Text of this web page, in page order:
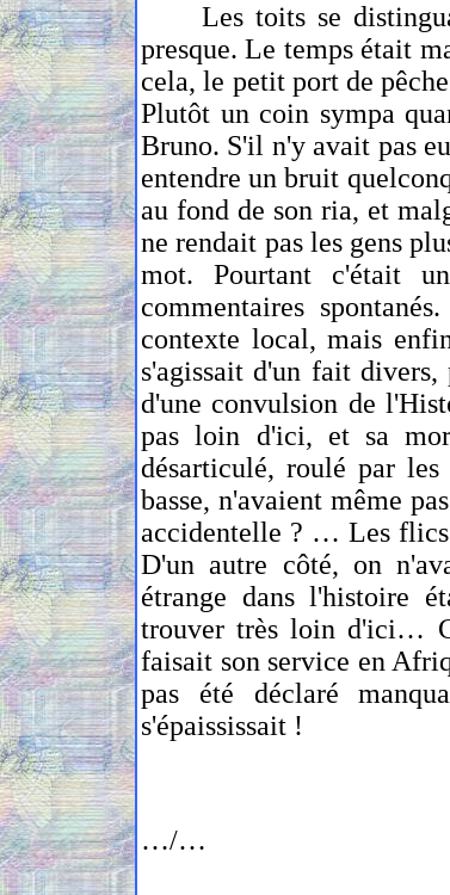
Les toits se
presque. Le temps était
cela, le petit port de
Plutôt un coin sympa
Bruno. S'il n'y avait pas
entendre un bruit
au fond de son ria, et
ne rendait pas les gens
mot. Pourtant c'était
commentaires
contexte local, mais
s'agissait d'un fait
d'une convulsion de
pas loin d'ici, et sa
désarticulé, roulé par
basse, n'avaient même
accidentelle ? … Les flics
D'un autre côté, on
étrange dans l'histoire
trouver très loin d'ici…
faisait son service en
pas été déclaré
s'épaississait !
…/…